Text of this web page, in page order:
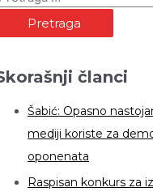
članci
Šabić: Opasno
mediji koriste za
oponenata
Raspisan konkurs za